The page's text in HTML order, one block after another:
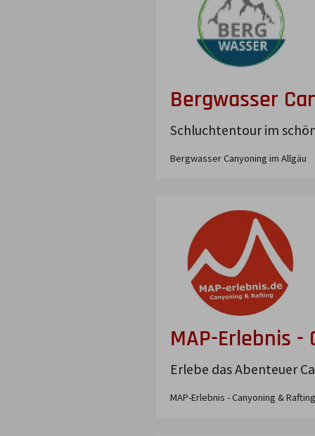
Bergwasser
Schluchtentour im
Bergwasser Canyoning im Allgäu
MAP-Erlebnis
Erlebe das Abenteuer
MAP-Erlebnis - Canyoning &